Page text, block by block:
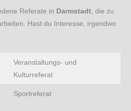
Referate in Darmstadt , die zu
Hast du Interesse, irgendwo
Veranstaltungs- und
Kulturreferat
Sportreferat